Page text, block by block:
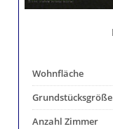
Wohnfläche
Grundstücksgröße
Anzahl Zimmer